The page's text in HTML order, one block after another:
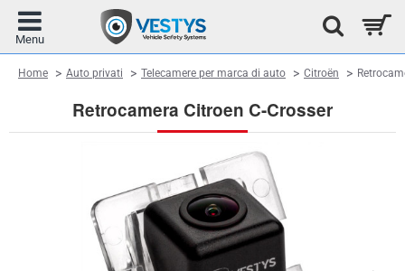
Retrocamera Citroen C-Crosser
HomehomeAuto privati Telecamere per marca di auto Citroën